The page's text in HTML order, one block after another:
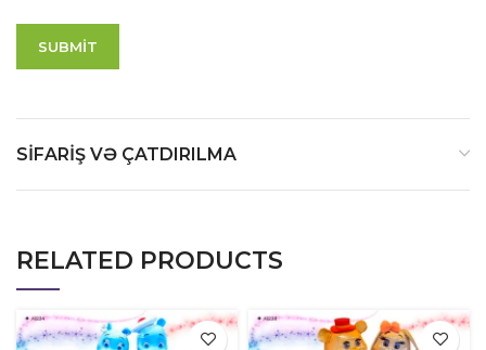
SIFARIŞ VƏ ÇATDIRILMA
RELATED PRODUCTS